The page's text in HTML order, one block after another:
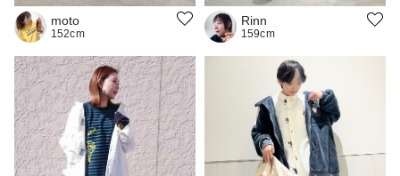
moto
152cm
Rinn
159cm